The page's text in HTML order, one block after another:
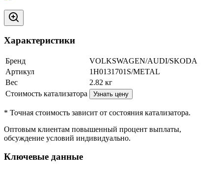
Характеристики
Бренд
VOLKSWAGEN/AUDI/SKODA
Артикул
1H0131701S/METAL
Вес
2.82 кг
Стоимость катализатора
Узнать цену
* Точная стоимость зависит от состояния катализатора.
Оптовым клиентам повышенный процент выплаты,
обсуждение условий индивидуально.
Ключевые данные